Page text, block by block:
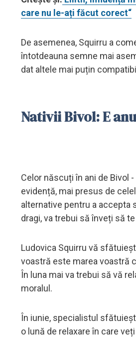
care nu le-ați făcut corect“
De asemenea, Squirru a
întotdeauna semne mai
dat altele mai puțin
Nativii Bivol: E
Celor născuți în ani de Bivol
evidență, mai presus de
alternative pentru a accepta
dragi, va trebui să înveți să
Ludovica Squirru vă
voastră este marea voastră
În luna mai va trebui să vă
moralul.
În iunie, specialistul
o lună de relaxare în care